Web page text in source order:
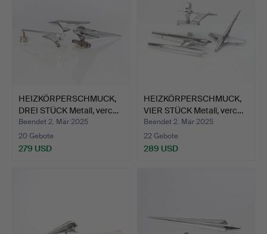
HEIZKÖRPERSCHMUCK,
DREI STÜCK Metall, verc…
Beendet 2. Mär 2025
20 Gebote
279 USD
HEIZKÖRPERSCHMUCK,
VIER STÜCK Metall, verc…
Beendet 2. Mär 2025
22 Gebote
289 USD